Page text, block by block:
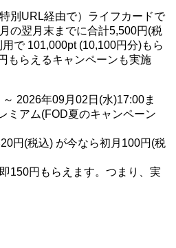
特別URL経由で）ライフカードで
の翌月末までに合計5,500円(税
で 101,000pt (10,100円分)もら
もらえるキャンペーンも実施
2026年09月02日(水)17:00ま
ミアム(FOD夏のキャンペーン
円(税込) が今なら初月100円(税
150円もらえます。つまり、実